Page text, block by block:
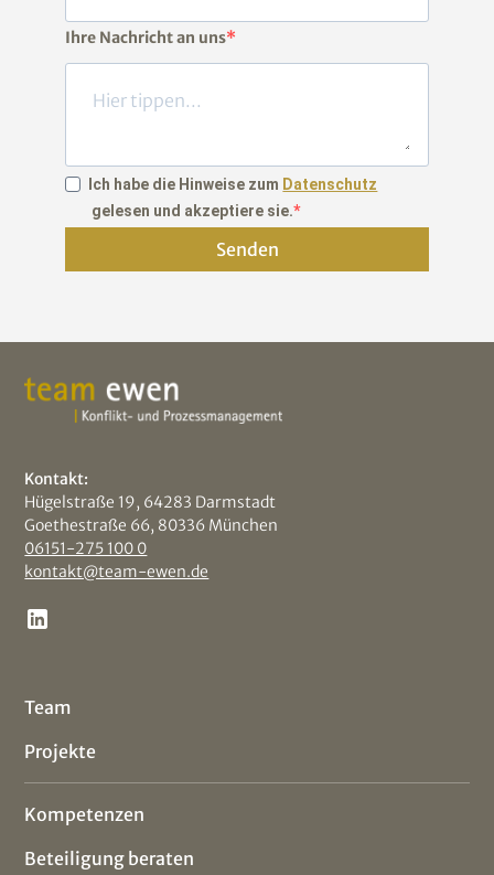
Ihre Nachricht an uns
Ich habe die Hinweise zum Datenschutz
gelesen und akzeptiere sie.
Senden
Kontakt:
Hügelstraße 19, 64283 Darmstadt
Goethestraße 66, 80336 München
06151-275 100 0
kontakt@team-ewen.de
Team
Projekte
Kompetenzen
Beteiligung beraten